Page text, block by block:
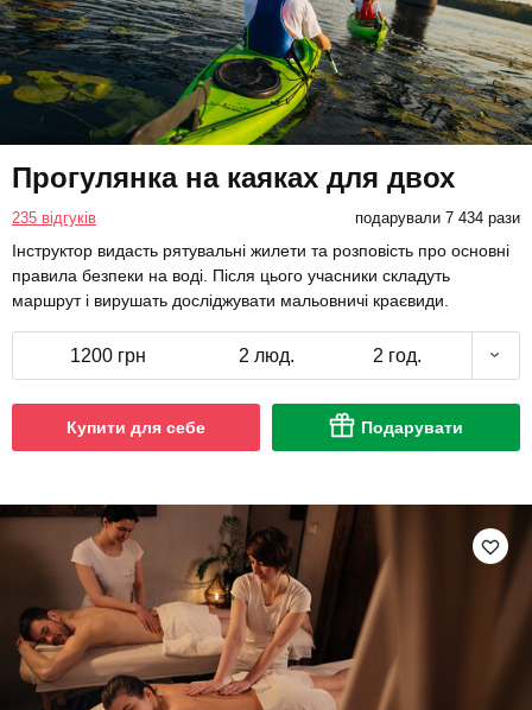
Прогулянка на каяках для двох
235 відгуків подарували 7 434 рази
Інструктор видасть рятувальні жилети та розповість про основні
правила безпеки на воді. Після цього учасники складуть
маршрут і вирушать досліджувати мальовничі краєвиди.
1200 грн 2 люд. 2 год.
Купити для себе Подарувати